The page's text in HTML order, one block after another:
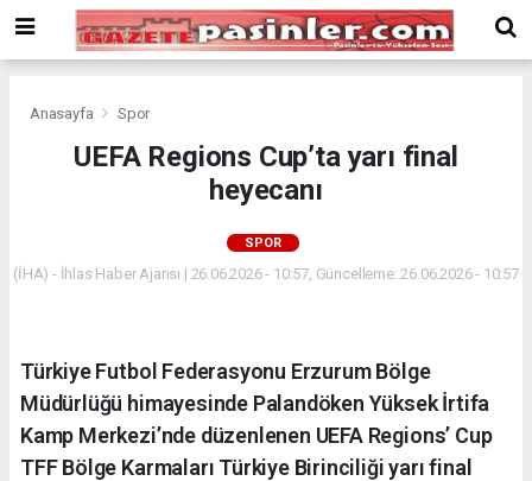
Bonusu
Veren
deneme
siteler
Veren
Anasayfa Spor
UEFA Regions Cup’ta yarı final
heyecanı
SPOR
(İHA) - İhlas Haber Ajansı | 26.06.2026 - 10:57, Güncelleme: 26.06.2026 - 10:57
Türkiye Futbol Federasyonu Erzurum Bölge
Müdürlüğü himayesinde Palandöken Yüksek İrtifa
Kamp Merkezi’nde düzenlenen UEFA Regions’ Cup
TFF Bölge Karmaları Türkiye Birinciliği yarı final